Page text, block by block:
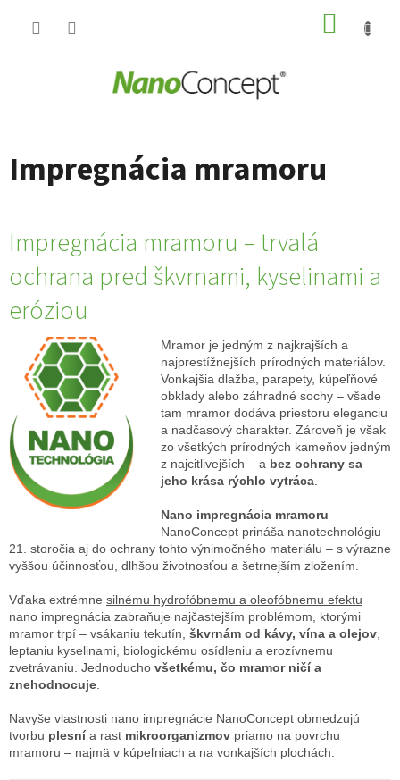
Impregnácia mramoru
Impregnácia mramoru – trvalá
ochrana pred škvrnami, kyselinami a
eróziou
Mramor je jedným z najkrajších a
najprestížnejších prírodných materiálov.
Vonkajšia dlažba, parapety, kúpeľňové
obklady alebo záhradné sochy – všade
tam mramor dodáva priestoru eleganciu
a nadčasový charakter. Zároveň je však
zo všetkých prírodných kameňov jedným
z najcitlivejších – a bez ochrany sa
jeho krása rýchlo vytráca.
Nano impregnácia mramoru
NanoConcept prináša nanotechnológiu
21. storočia aj do ochrany tohto výnimočného materiálu – s výrazne
vyššou účinnosťou, dlhšou životnosťou a šetrnejším zložením.
Vďaka extrémne silnému hydrofóbnemu a oleofóbnemu efektu
nano impregnácia zabraňuje najčastejším problémom, ktorými
mramor trpí – vsákaniu tekutín, škvrnám od kávy, vína a olejov,
leptaniu kyselinami, biologickému osídleniu a erozívnemu
zvetrávaniu. Jednoducho všetkému, čo mramor ničí a
znehodnocuje.
Navyše vlastnosti nano impregnácie NanoConcept obmedzujú
tvorbu plesnía rast mikroorganizmov priamo na povrchu
mramoru – najmä v kúpeľniach a na vonkajších plochách.